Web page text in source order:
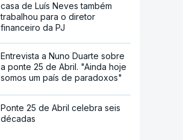
casa de Luís Neves também
trabalhou para o diretor
financeiro da PJ
Entrevista a Nuno Duarte sobre
a ponte 25 de Abril. "Ainda hoje
somos um país de paradoxos"
Ponte 25 de Abril celebra seis
décadas